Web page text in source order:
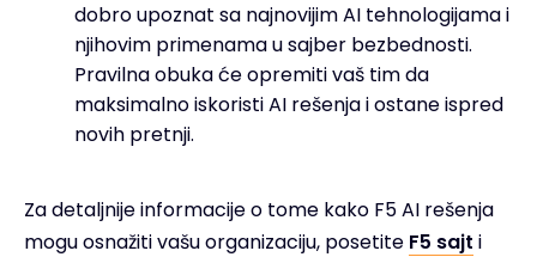
dobro upoznat sa najnovijim AI tehnologijama i
njihovim primenama u sajber bezbednosti.
Pravilna obuka će opremiti vaš tim da
maksimalno iskoristi AI rešenja i ostane ispred
novih pretnji.
Za detaljnije informacije o tome kako F5 AI rešenja
mogu osnažiti vašu organizaciju, posetite F5 sajt i